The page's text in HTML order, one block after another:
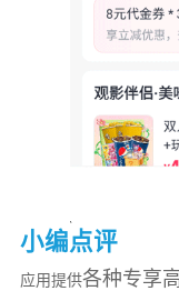
小编点评
应用提供各种专享